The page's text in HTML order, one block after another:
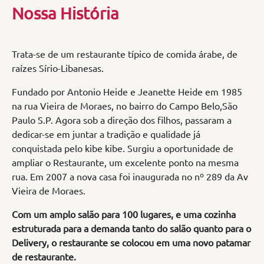
Nossa História
Trata-se de um restaurante típico de comida árabe, de
raízes Sírio-Libanesas.
Fundado por Antonio Heide e Jeanette Heide em 1985
na rua Vieira de Moraes, no bairro do Campo Belo,São
Paulo S.P. Agora sob a direção dos filhos, passaram a
dedicar-se em juntar a tradição e qualidade já
conquistada pelo kibe kibe. Surgiu a oportunidade de
ampliar o Restaurante, um excelente ponto na mesma
rua. Em 2007 a nova casa foi inaugurada no nº 289 da Av
Vieira de Moraes.
Com um amplo salão para 100 lugares, e uma cozinha
estruturada para a demanda tanto do salão quanto para o
Delivery, o restaurante se colocou em uma novo patamar
de restaurante.